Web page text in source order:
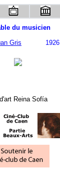
du musicien
Gris
1926
Reina Sofía